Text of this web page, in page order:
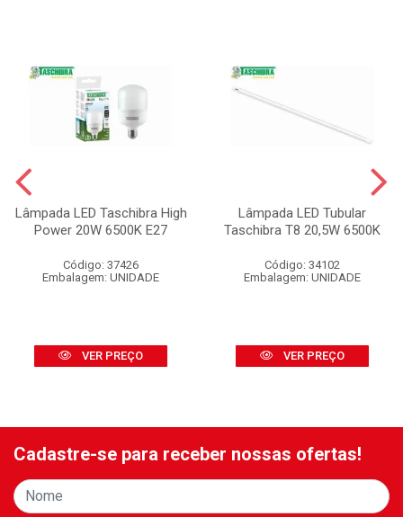
Lâmpada LED Taschibra High
Power 20W 6500K E27
Código: 37426
Embalagem: UNIDADE
VER PREÇO
Lâmpada LED Tubular
Taschibra T8 20,5W 6500K
Código: 34102
Embalagem: UNIDADE
VER PREÇO
Cadastre-se para receber nossas ofertas!